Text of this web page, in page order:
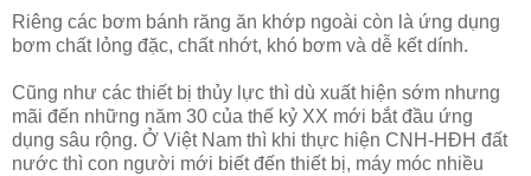
Riêng các bơm bánh răng ăn khớp ngoài còn là ứng dụng
bơm chất lỏng đặc, chất nhớt, khó bơm và dễ kết dính.
Cũng như các thiết bị thủy lực thì dù xuất hiện sớm nhưng
mãi đến những năm 30 của thế kỷ XX mới bắt đầu ứng
dụng sâu rộng. Ở Việt Nam thì khi thực hiện CNH-HĐH đất
nước thì con người mới biết đến thiết bị, máy móc nhiều